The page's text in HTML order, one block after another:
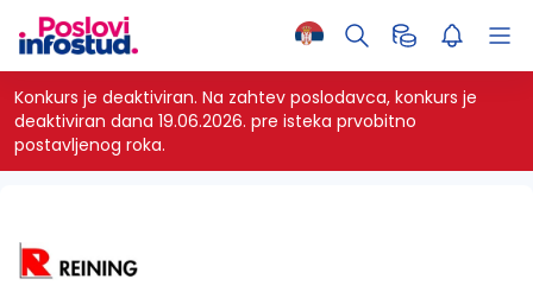
Konkurs je deaktiviran. Na zahtev poslodavca, konkurs je
deaktiviran dana 19.06.2026. pre isteka prvobitno
postavljenog roka.